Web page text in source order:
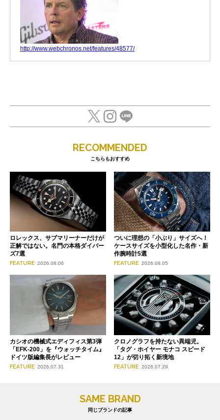
http://www.webchronos.net/features/48577/
RECOMMENDED
こちらもおすすめ
ロレックス、サブマリーナーだけが
正解ではない。名門の本格ダイバー
ズ7選
FEATURE 2026.08.06
ついに理想の「小ぶり」サイズへ！
ケースサイズを小型化した名作・新
作腕時計5選
FEATURE 2026.08.05
カシオの機械式エディフィス第3弾
「EFK-200」を『ウォッチタイム』
ドイツ版編集長がレビュー
FEATURE 2026.07.31
クロノグラフを持たない異端児。
「タグ・ホイヤー モナコ スピード
12」が切り拓く新境地
FEATURE 2026.07.29
SAME BRAND
同じブランドの記事